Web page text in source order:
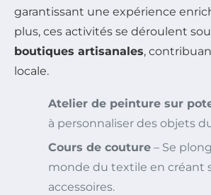
garantissant une expérience
plus, ces activités se déroulent
boutiques artisanales,
locale.
Atelier de peinture sur
à personnaliser des objets
Cours de couture – Se
monde du textile en créant
accessoires.